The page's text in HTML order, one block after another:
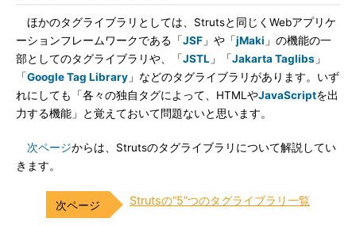
ほかのタグライブラリとしては、Strutsと同じくWebアプリケ
ーションフレームワークである「JSF 」や「jMaki 」の機能の一
部としてのタグライブラリや、「JSTL 」「Jakarta Taglibs 」
「Google Tag Library 」などのタグライブラリがあります。いず
れにしても「各々の独自タグによって、HTMLやJavaScriptを出
力する機能」と覚えておいて問題ないと思います。
次ページからは、Strutsのタグライブラリについて解説してい
きます。
Strutsの“5”つのタグライブラリ一覧